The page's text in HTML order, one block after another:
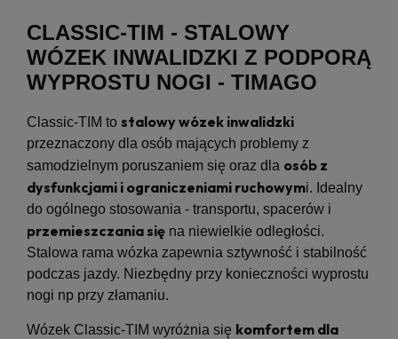
CLASSIC-TIM - STALOWY
WÓZEK INWALIDZKI Z PODPORĄ
WYPROSTU NOGI - TIMAGO
Classic-TIM to stalowy wózek inwalidzki
przeznaczony dla osób mających problemy z
samodzielnym poruszaniem się oraz dla osób z
dysfunkcjami i ograniczeniami ruchowymi. Idealny
do ogólnego stosowania - transportu, spacerów i
przemieszczania się na niewielkie odległości.
Stalowa rama wózka zapewnia sztywność i stabilność
podczas jazdy. Niezbędny przy konieczności wyprostu
nogi np przy złamaniu.
Wózek Classic-TIM wyróżnia się komfortem dla